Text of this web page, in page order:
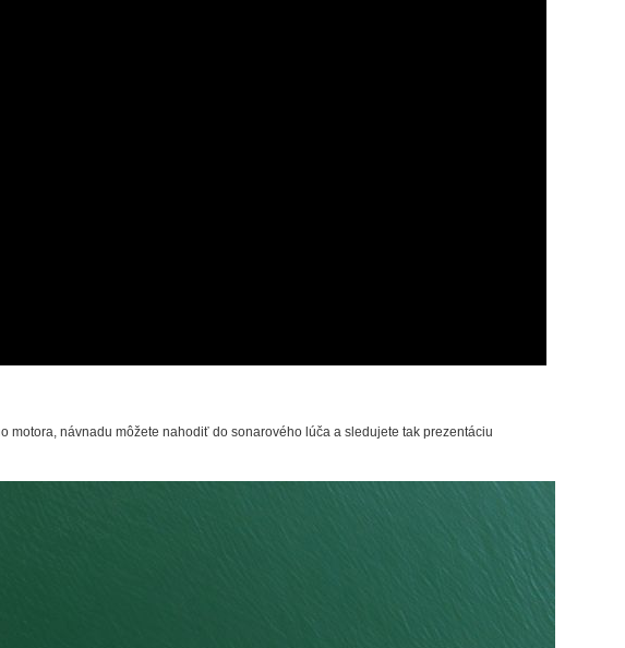
motora, návnadu môžete nahodiť do sonarového lúča a sledujete tak prezentáciu